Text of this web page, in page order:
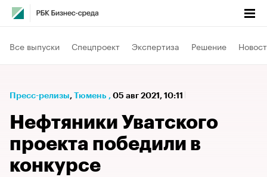
Все выпуски Спецпроект Экспертиза Решение
Пресс-релизы⁠, Тюмень , 05 авг 2021, 10:11
Нефтяники Уватского
проекта победили в
конкурсе